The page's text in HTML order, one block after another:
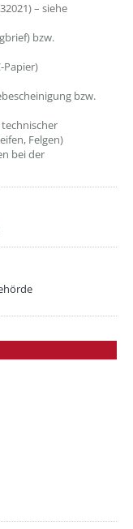
– siehe
bzw.
Papier)
bzw.
Felgen)
bei der